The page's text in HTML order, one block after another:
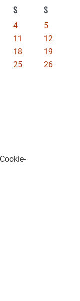
S S
4
5
11
12
18
19
25
26
Cookie-